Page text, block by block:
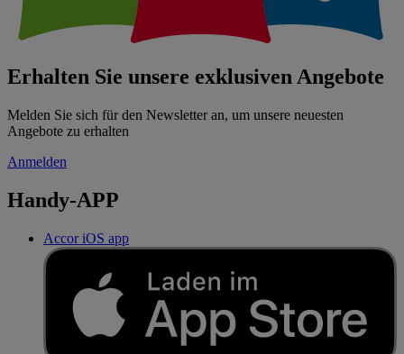
Erhalten Sie unsere exklusiven Angebote
Melden Sie sich für den Newsletter an, um unsere neuesten
Angebote zu erhalten
Anmelden
Handy-APP
Accor iOS app